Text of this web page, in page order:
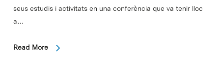
seus estudis i activitats en una conferència que va tenir lloc
a…
Read More